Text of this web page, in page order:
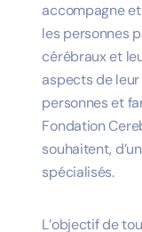
accompagne
les personnes
cérébraux et
aspects de leur
personnes et
Fondation
souhaitent,
spécialisés.
L’objectif de